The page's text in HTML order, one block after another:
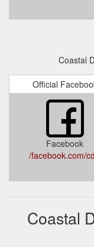
Official
Facebook
facebook.com/
Coastal